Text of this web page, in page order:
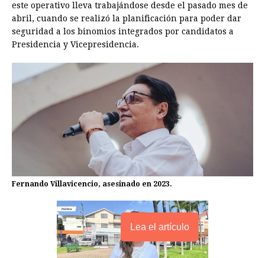
este operativo lleva trabajándose desde el pasado mes de
abril, cuando se realizó la planificación para poder dar
seguridad a los binomios integrados por candidatos a
Presidencia y Vicepresidencia.
Fernando Villavicencio, asesinado en 2023.
Lea el artículo